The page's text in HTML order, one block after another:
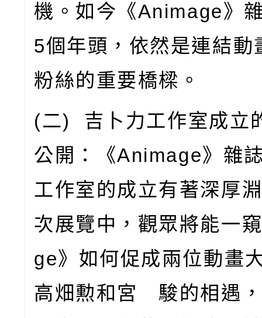
機。如今《Animage》
5個年頭，依然是連結動
粉絲的重要橋樑。
(二) 吉卜力工作室成立
公開：《Animage》雜
工作室的成立有著深厚
次展覽中，觀眾將能一
ge》如何促成兩位動
高畑勲和宮 駿的相遇